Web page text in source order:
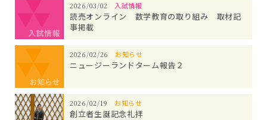
2026/03/02 入試情報
読売オンライン 数学教育の取り組み 取材記
事掲載
2026/02/26 お知らせ
ニュージーランドターム報告２
2026/02/19 お知らせ
創立者生誕記念礼拝